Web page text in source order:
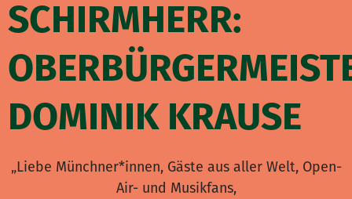
SCHIRMHERR:
DOMINIK KRAUSE
„Liebe Münchner*innen, Gäste aus aller Welt, Open-
Air- und Musikfans,